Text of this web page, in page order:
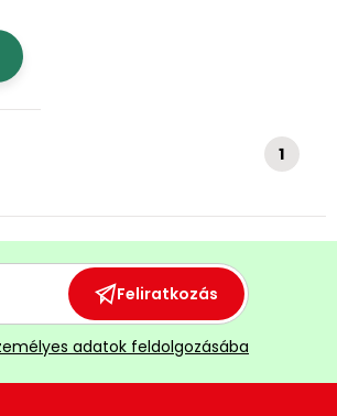
1
Feliratkozás
adatok feldolgozásába